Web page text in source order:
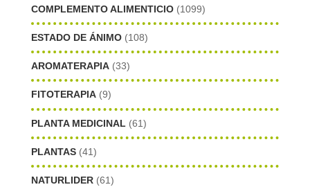
COMPLEMENTO ALIMENTICIO (1099)
ESTADO DE ÁNIMO (108)
AROMATERAPIA (33)
FITOTERAPIA (9)
PLANTA MEDICINAL (61)
PLANTAS (41)
NATURLIDER (61)